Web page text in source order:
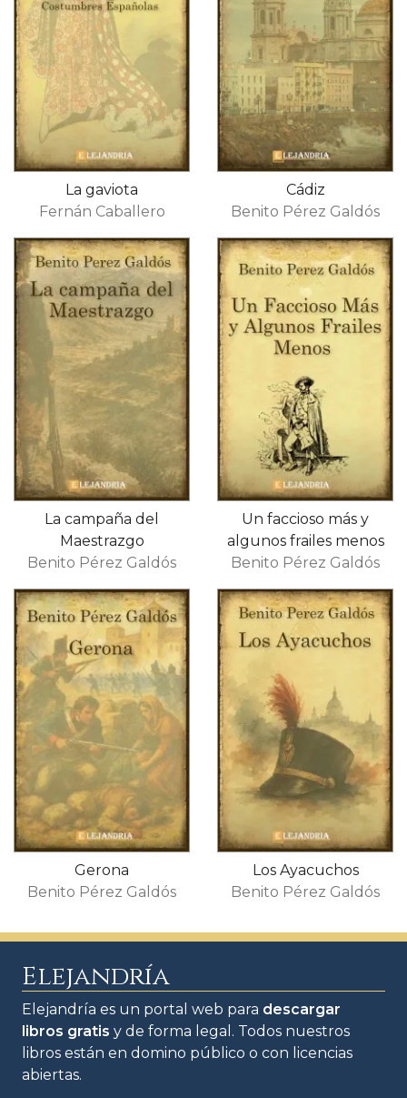
La gaviota
Fernán Caballero
Cádiz
Benito Pérez Galdós
La campaña del
Maestrazgo
Benito Pérez Galdós
Un faccioso más y
algunos frailes menos
Benito Pérez Galdós
Gerona
Benito Pérez Galdós
Los Ayacuchos
Benito Pérez Galdós
Elejandría
Elejandría es un portal web para descargar
libros gratis y de forma legal. Todos nuestros
libros están en domino público o con licencias
abiertas.